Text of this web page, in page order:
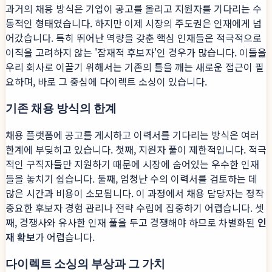
과거의 채용 방식은 기업이 공고를 올리고 지원자를 기다리는 수
동적인 형태였습니다. 하지만 이제 시장의 주도권은 인재에게 넘
어갔습니다. 특히 뛰어난 역량을 갖춘 핵심 인재들은 적극적으로
이직을 고려하지 않는 '잠재적 후보자'인 경우가 많습니다. 이들을
우리 회사로 이끌기 위해서는 기존의 틀을 깨는 새로운 접근이 필
요하며, 바로 그 중심에 다이렉트 소싱이 있습니다.
기존 채용 방식의 한계
채용 플랫폼에 공고를 게시하고 이력서를 기다리는 방식은 여러
한계에 부딪히고 있습니다. 첫째, 지원자 풀이 제한적입니다. 적극
적인 구직자들만 지원하기 때문에 시장에 숨어있는 우수한 인재
들을 놓치기 쉽습니다. 둘째, 엄청난 수의 이력서를 검토하는 데
많은 시간과 비용이 소모됩니다. 이 과정에서 채용 담당자는 정작
중요한 후보자 경험 관리나 전략 수립에 집중하기 어렵습니다. 셋
째, 경쟁사와 유사한 인재 풀을 두고 경쟁해야 하므로 차별화된 인
재 확보가 어렵습니다.
다이렉트 소싱의 부상과 그 가치